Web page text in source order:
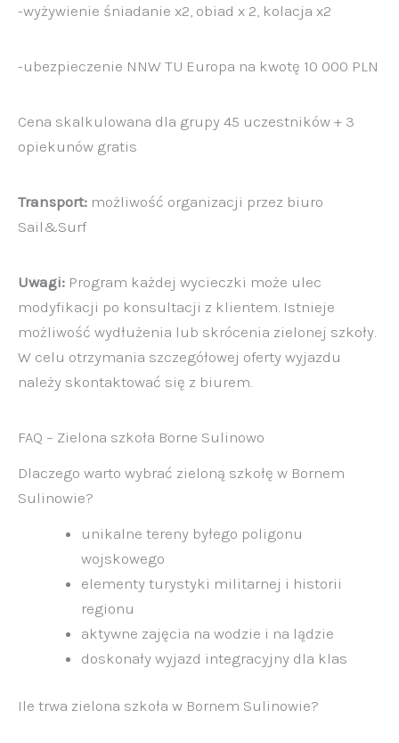
-wyżywienie śniadanie x2, obiad x 2, kolacja x2
-ubezpieczenie NNW TU Europa na kwotę 10 000 PLN
Cena skalkulowana dla grupy 45 uczestników + 3
opiekunów gratis
Transport: możliwość organizacji przez biuro
Sail&Surf
Uwagi: Program każdej wycieczki może ulec
modyfikacji po konsultacji z klientem. Istnieje
możliwość wydłużenia lub skrócenia zielonej szkoły.
W celu otrzymania szczegółowej oferty wyjazdu
należy skontaktować się z biurem.
FAQ – Zielona szkoła Borne Sulinowo
Dlaczego warto wybrać zieloną szkołę w Bornem
Sulinowie?
unikalne tereny byłego poligonu
wojskowego
elementy turystyki militarnej i historii
regionu
aktywne zajęcia na wodzie i na lądzie
doskonały wyjazd integracyjny dla klas
Ile trwa zielona szkoła w Bornem Sulinowie?